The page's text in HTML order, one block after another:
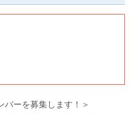
バーを募集します！＞